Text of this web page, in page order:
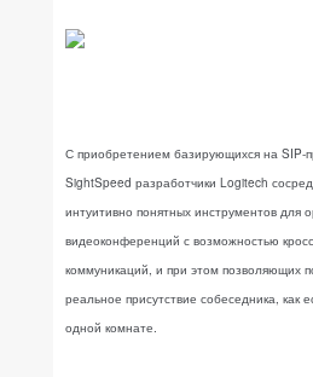
С приобретением базирующихся на SIP-
SightSpeed разработчики Logitech
интуитивно понятных инструментов для
видеоконференций с возможностью
коммуникаций, и при этом позволяющих
реальное присутствие собеседника, как
одной комнате.